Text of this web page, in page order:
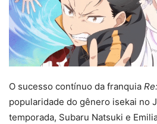
O sucesso contínuo da franquia
popularidade do gênero isekai no
temporada, Subaru Natsuki e